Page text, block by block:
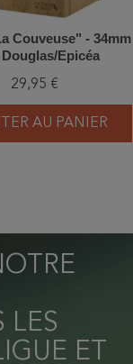
Couveuse" - 34mm
Epicéa
29,95 €
AU PANIER
LES
ET